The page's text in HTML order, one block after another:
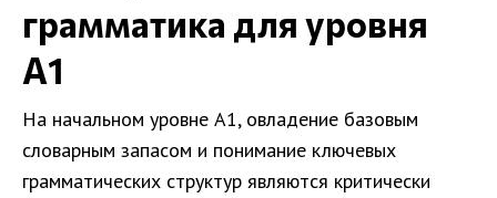
грамматика для уровня
A1
На начальном уровне A1, овладение базовым
словарным запасом и понимание ключевых
грамматических структур являются критически